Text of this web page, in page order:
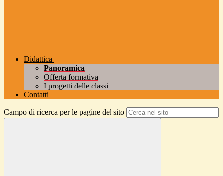
Didattica
Panoramica
Offerta formativa
I progetti delle classi
Contatti
Campo di ricerca per le pagine del sito